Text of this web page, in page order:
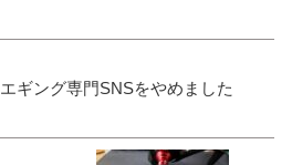
エギング専門SNSをやめました